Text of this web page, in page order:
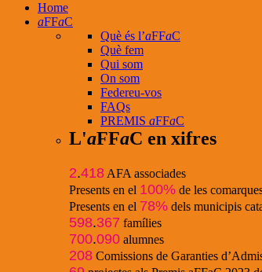
Home
aFFaC
Què és l’aFFaC
Què fem
Qui som
On som
Federeu-vos
FAQs
PREMIS aFFaC
L'aFFaC en xifres
2.418 AFA associades
Presents en el 100% de les
Presents en el 78% dels municipis
598.367 famílies
700.090 alumnes
208 Comissions de Garanties